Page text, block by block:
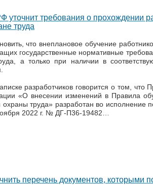
уточнит требования о прохождении
труда
что внеплановое обучение
государственные нормативные
а только при наличии в
разработчиков говорится о том, что
«О внесении изменений в Правила
охраны труда» разработан во исполнение
2022 г. № ДГ-П36-19482…
перечень документов, которыми